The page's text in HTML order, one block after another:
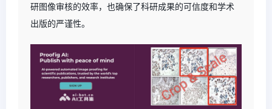
研图像审核的效率，也确保了科研成果的可信度和学术
出版的严谨性。